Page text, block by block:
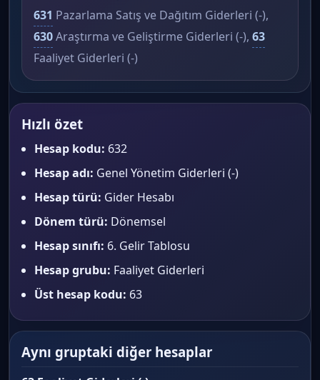
631 Pazarlama Satış ve Dağıtım Giderleri (-),
630Araştırma ve Geliştirme Giderleri (-), 63
Faaliyet Giderleri (-)
Hızlı özet
Hesap kodu: 632
Hesap adı: Genel Yönetim Giderleri (-)
Hesap türü: Gider Hesabı
Dönem türü: Dönemsel
Hesap sınıfı: 6. Gelir Tablosu
Hesap grubu: Faaliyet Giderleri
Üst hesap kodu: 63
Aynı gruptaki diğer hesaplar